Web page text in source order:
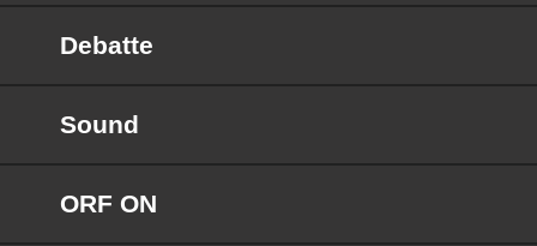
Debatte
Sound
ORF ON